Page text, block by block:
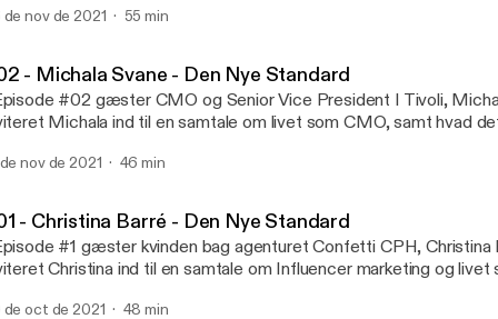
betalingsmarked, for podcast.
de nov de 2021 55 min
- Michala Svane - Den Nye Standard
#02 gæster CMO og Senior Vice President I Tivoli,
Michala ind til en samtale om livet som CMO, samt hvad
turistattraktion, samt hvad hun har gjort for at skabe synergi
nov de 2021 46 min
- Christina Barré - Den Nye Standard
#1 gæster kvinden bag agenturet Confetti CPH, Christina
Christina ind til en samtale om Influencer marketing og
elsker trygheden i at være lønmodtager. Christina driver sin
de oct de 2021 48 min